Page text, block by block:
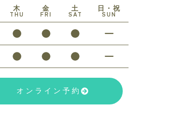
木
THU
金
FRI
土
SAT
日・祝
SUN
オンライン予約